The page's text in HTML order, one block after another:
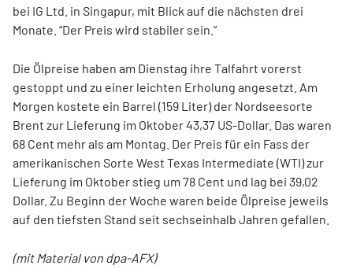
bei IG Ltd. in Singapur, mit Blick auf die nächsten drei
Monate. “Der Preis wird stabiler sein.”
Die Ölpreise haben am Dienstag ihre Talfahrt vorerst
gestoppt und zu einer leichten Erholung angesetzt. Am
Morgen kostete ein Barrel (159 Liter) der Nordseesorte
Brent zur Lieferung im Oktober 43,37 US-Dollar. Das waren
68 Cent mehr als am Montag. Der Preis für ein Fass der
amerikanischen Sorte West Texas Intermediate (WTI) zur
Lieferung im Oktober stieg um 78 Cent und lag bei 39,02
Dollar. Zu Beginn der Woche waren beide Ölpreise jeweils
auf den tiefsten Stand seit sechseinhalb Jahren gefallen.
(mit Material von dpa-AFX)